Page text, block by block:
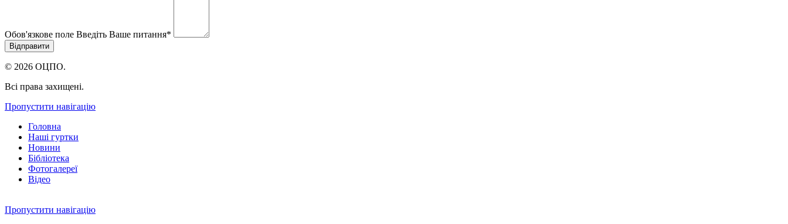
Обов'язкове поле Введіть Ваше питання*
© 2026 ОЦПО.
Всі права захищені.
Пропустити навігацію
Головна
Наші гуртки
Новини
Бібліотека
Фотогалереї
Відео
Пропустити навігацію